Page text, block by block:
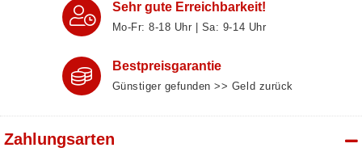
Sehr gute Erreichbarkeit!
Mo-Fr: 8‑18 Uhr | Sa: 9‑14 Uhr
Bestpreisgarantie
Günstiger gefunden >> Geld zurück
Zahlungsarten